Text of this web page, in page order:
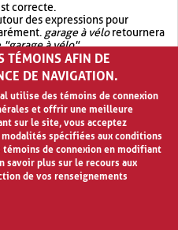
correcte.
des expressions pour
garage à véloretournera
"garage à vélo".
avec OR.garage OR vélo
quegarage à vélo
TÉMOINS AFIN DE
DE NAVIGATION.
utilise des témoins de connexion
et offrir une meilleure
sur le site, vous acceptez
spécifiées aux conditions
de connexion en modifiant
savoir plus sur le recours aux
de vos renseignements